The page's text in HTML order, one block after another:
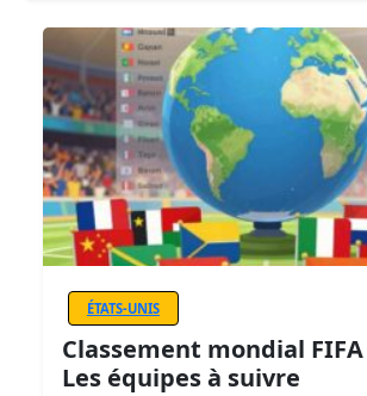
ÉTATS-UNIS
Classement mondial FIFA
Les équipes à suivre